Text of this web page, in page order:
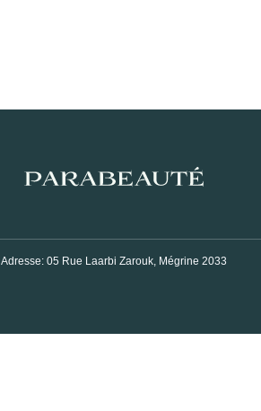
Adresse: 05 Rue Laarbi Zarouk, Mégrine 2033